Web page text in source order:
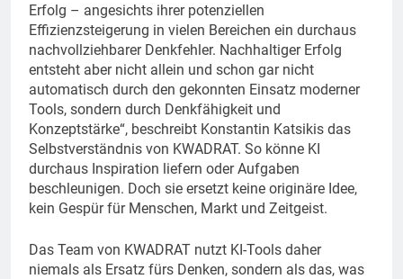
Erfolg – angesichts ihrer potenziellen
Effizienzsteigerung in vielen Bereichen ein durchaus
nachvollziehbarer Denkfehler. Nachhaltiger Erfolg
entsteht aber nicht allein und schon gar nicht
automatisch durch den gekonnten Einsatz moderner
Tools, sondern durch Denkfähigkeit und
Konzeptstärke“, beschreibt Konstantin Katsikis das
Selbstverständnis von KWADRAT. So könne KI
durchaus Inspiration liefern oder Aufgaben
beschleunigen. Doch sie ersetzt keine originäre Idee,
kein Gespür für Menschen, Markt und Zeitgeist.
Das Team von KWADRAT nutzt KI-Tools daher
niemals als Ersatz fürs Denken, sondern als das, was